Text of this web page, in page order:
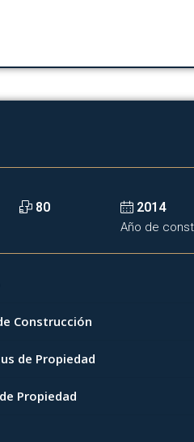
80 2014
Año de
Construcción
de Propiedad
Propiedad